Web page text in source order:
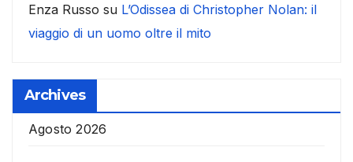
Enza Russo su L’Odissea di Christopher Nolan: il
viaggio di un uomo oltre il mito
Archives
Agosto 2026